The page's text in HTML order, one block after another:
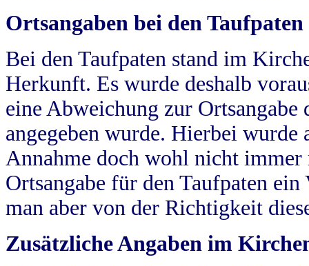
Ortsangaben bei den Taufpaten
Bei den Taufpaten stand im
Herkunft. Es wurde deshalb
eine Abweichung zur
angegeben wurde. Hierbei wurde
Annahme doch wohl nicht
Ortsangabe für den Taufpaten
man aber von der Richtigkeit
Zusätzliche Angaben im